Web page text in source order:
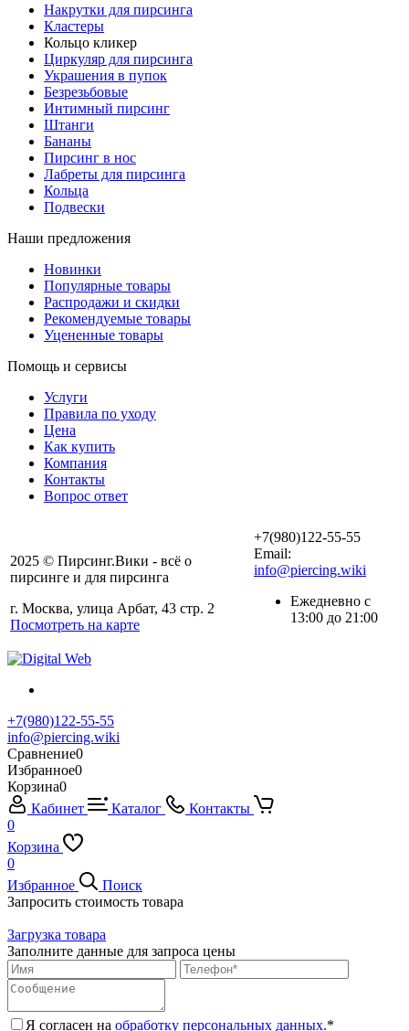
Накрутки для пирсинга
Кластеры
Кольцо кликер
Циркуляр для пирсинга
Украшения в пупок
Безрезьбовые
Интимный пирсинг
Штанги
Бананы
Пирсинг в нос
Лабреты для пирсинга
Кольца
Подвески
Наши предложения
Новинки
Популярные товары
Распродажи и скидки
Рекомендуемые товары
Уцененные товары
Помощь и сервисы
Услуги
Правила по уходу
Цена
Как купить
Компания
Контакты
Вопрос ответ
2025 © Пирсинг.Вики - всё о
пирсинге и для пирсинга
г. Москва, улица Арбат, 43 стр. 2
Посмотреть на карте
+7(980)122-55-55
Email:
info@piercing.wiki
Ежедневно с
13:00 до 21:00
+7(980)122-55-55
info@piercing.wiki
Сравнение0
Избранное0
Корзина0
Кабинет
Каталог
Контакты
0
Корзина
0
Избранное
Поиск
Запросить стоимость товара
Загрузка товара
Заполните данные для запроса цены
Я согласен на обработку персональных данных.*